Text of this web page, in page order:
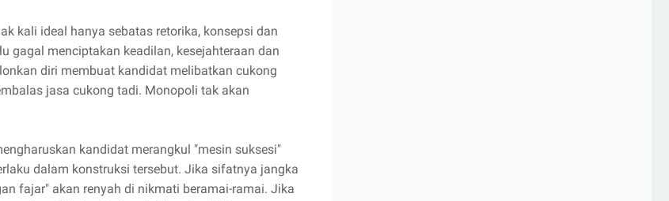
kali ideal hanya sebatas retorika, konsepsi dan
gagal menciptakan keadilan, kesejahteraan dan
diri membuat kandidat melibatkan cukong
jasa cukong tadi. Monopoli tak akan
kandidat merangkul "mesin suksesi"
dalam konstruksi tersebut. Jika sifatnya jangka
fajar" akan renyah di nikmati beramai-ramai. Jika